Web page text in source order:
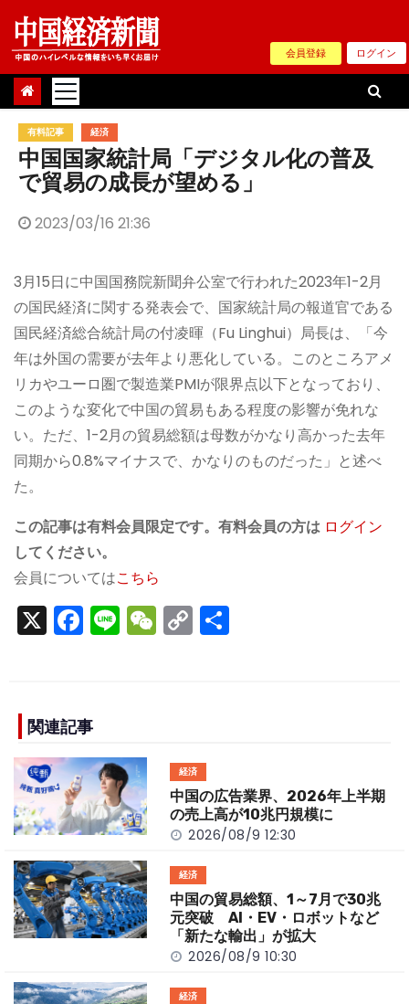
Skip
content
会員登録 ログイン
有料記事 経済
中国国家統計局「デジタル化の普及
で貿易の成長が望める」
2023/03/16 21:36
3月15日に中国国務院新聞弁公室で行われた2023年1-2月
の国民経済に関する発表会で、国家統計局の報道官である
国民経済総合統計局の付凌暉（Fu Linghui）局長は、「今
年は外国の需要が去年より悪化している。このところアメ
リカやユーロ圏で製造業PMIが限界点以下となっており、
このような変化で中国の貿易もある程度の影響が免れな
い。ただ、1-2月の貿易総額は母数がかなり高かった去年
同期から0.8%マイナスで、かなりのものだった」と述べ
た。
この記事は有料会員限定です。有料会員の方は ログイン
してください。
会員についてはこちら
X F
a
e
b
o
o
k
Li
n
W
e
C
o
n
k
関連記事
経済
中国の広告業界、2026年上半期
の売上高が10兆円規模に
2026/08/9 12:30
経済
中国の貿易総額、1～7月で30兆
元突破 AI・EV・ロボットなど
「新たな輸出」が拡大
2026/08/9 10:30
経済